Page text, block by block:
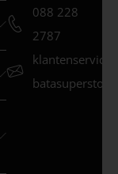
088 228
2787